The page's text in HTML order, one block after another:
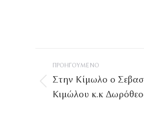
Post
navigation
ΠΡΟΗΓΟΎΜΕΝΟ
Προηγούμενο
άρθρο
Στην Κίμωλο ο
Κιμώλου κ.κ